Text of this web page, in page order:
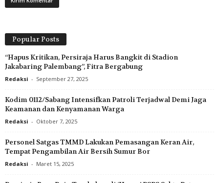
Popular Posts
“Hapus Kritikan, Persiraja Harus Bangkit di Stadion
Jakabaring Palembang”, Fitra Bergabung
Redaksi - September 27, 2025
Kodim 0112/Sabang Intensifkan Patroli Terjadwal Demi Jaga
Keamanan dan Kenyamanan Warga
Redaksi - Oktober 7, 2025
Personel Satgas TMMD Lakukan Pemasangan Keran Air,
Tempat Pengambilan Air Bersih Sumur Bor
Redaksi - Maret 15, 2025